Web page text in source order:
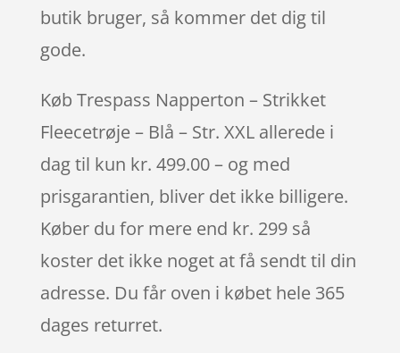
butik bruger, så kommer det dig til
gode.
Køb Trespass Napperton – Strikket
Fleecetrøje – Blå – Str. XXL allerede i
dag til kun kr. 499.00 – og med
prisgarantien, bliver det ikke billigere.
Køber du for mere end kr. 299 så
koster det ikke noget at få sendt til din
adresse. Du får oven i købet hele 365
dages returret.